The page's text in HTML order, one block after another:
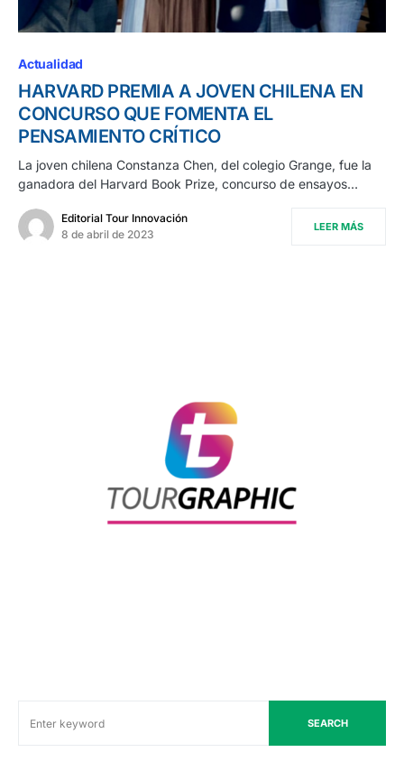
Actualidad
HARVARD PREMIA A JOVEN CHILENA EN
CONCURSO QUE FOMENTA EL
PENSAMIENTO CRÍTICO
La joven chilena Constanza Chen, del colegio Grange, fue la
ganadora del Harvard Book Prize, concurso de ensayos…
Editorial Tour Innovación
8 de abril de 2023
LEER MÁS
SEARCH